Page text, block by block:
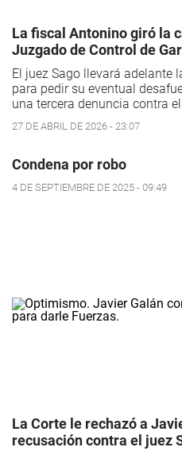
La fiscal Antonino giró la
Juzgado de Control de
El juez Sago llevará
para pedir su eventual
una tercera denuncia contra
27 DE ABRIL DE 2026 - 23:07
Condena por robo
4 DE SEPTIEMBRE DE 2025 - 09:49
La Corte le rechazó a
recusación contra el juez